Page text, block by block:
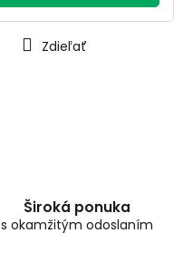
Zdieľať
Široká ponuka
s okamžitým odoslaním